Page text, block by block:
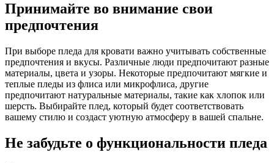
Принимайте во внимание свои
предпочтения
При выборе пледа для кровати важно учитывать собственные
предпочтения и вкусы. Различные люди предпочитают разные
материалы, цвета и узоры. Некоторые предпочитают мягкие и
теплые пледы из флиса или микрофлиса, другие
предпочитают натуральные материалы, такие как хлопок или
шерсть. Выбирайте плед, который будет соответствовать
вашему стилю и создаст уютную атмосферу в вашей спальне.
Не забудьте о функциональности пледа